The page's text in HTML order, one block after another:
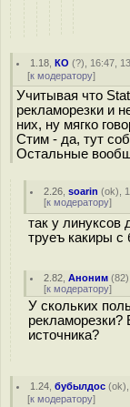
1.18 ,КО (?), 16:47,
[к модератору]
Учитывая что
рекламорезки и
них, ну мягко
Стим - да, тут
Остальные
2.26 ,soarin (ok),
[к модератору]
так у линуксов
труеъ какиры с
2.82 ,Аноним (82
[к модератору]
У скольких
рекламорезки?
источника?
1.24 ,бубылдос (ok
[к модератору]